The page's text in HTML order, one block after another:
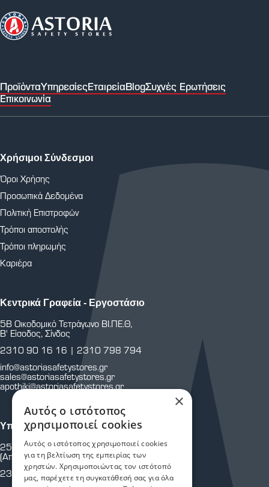
ΠροϊόνταΥπηρεσίεςΕταιρείαBlogΣυχνές Ερωτήσεις
Επικοινωνία
Χρήσιμοι Σύνδεσμοι
Όροι Χρήσης
Προσωπικά Δεδομένα
Πολιτική Επιστροφών
Τρόποι αποστολής
Τρόποι πληρωμής
Καριέρα
Κεντρικά Γραφεία - Εργοστάσιο
5Β Οικοδομικό Τετράγωνο ΒΙ.ΠΕ.Θ,
Β' Είσοδος, Σίνδος
2310 90 16 16 | 2310 798 794
info@astoriasafetystores.gr
sales@astoriasafetystores.gr
apothiki@astoriasafetystores.gr
Υποκατάστημα Μαρτίου
25ης Μαρτίου 43 & Κρήτης
(Απέναντι από Πυροσβεστική Υπηρεσία.)
2310 810 805
×
Αυτός ο ιστότοπος
χρησιμοποιεί cookies
Αυτός ο ιστότοπος χρησιμοποιεί cookies
για τη βελτίωση της εμπειρίας των
χρηστών. Χρησιμοποιώντας τον ιστότοπό
μας, παρέχετε τη συγκατάθεσή σας για όλα